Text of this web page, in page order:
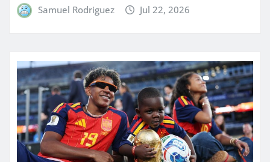
Samuel Rodriguez Jul 22, 2026